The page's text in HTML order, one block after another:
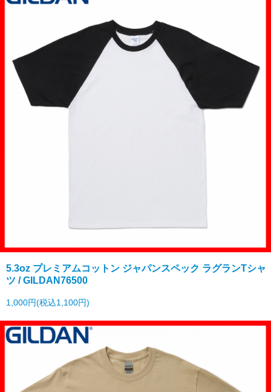
5.3oz プレミアムコットン ジャパンスペック ラグランTシャ
ツ / GILDAN76500
1,000円(税込1,100円)